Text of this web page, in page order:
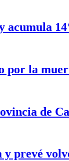
acumula
por la
de
prevé